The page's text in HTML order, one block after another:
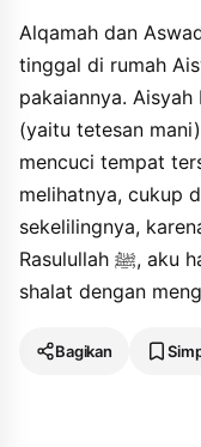
Alqamah dan
tinggal di rumah
pakaiannya.
(yaitu tetesan
mencuci tempat
melihatnya, cukup
sekelilingnya,
Rasulullah ﷺ, aku hanya menggosoknya dan beliau
shalat dengan
Bagikan